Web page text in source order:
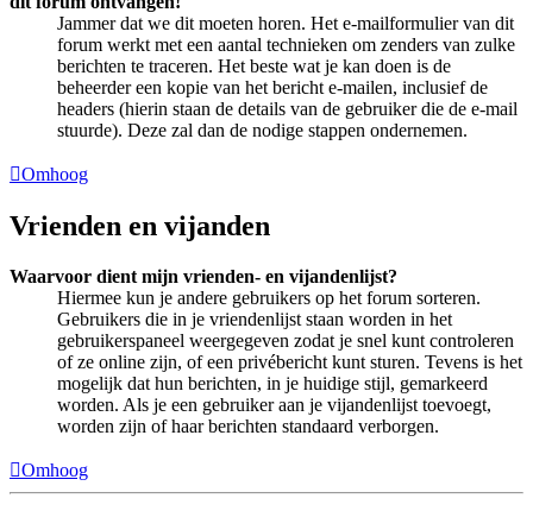
Jammer dat we dit moeten horen. Het e-mailformulier van dit
forum werkt met een aantal technieken om zenders van zulke
berichten te traceren. Het beste wat je kan doen is de
beheerder een kopie van het bericht e-mailen, inclusief de
headers (hierin staan de details van de gebruiker die de e-mail
stuurde). Deze zal dan de nodige stappen ondernemen.
Omhoog
Vrienden en vijanden
Waarvoor dient mijn vrienden- en vijandenlijst?
Hiermee kun je andere gebruikers op het forum sorteren.
Gebruikers die in je vriendenlijst staan worden in het
gebruikerspaneel weergegeven zodat je snel kunt controleren
of ze online zijn, of een privébericht kunt sturen. Tevens is het
mogelijk dat hun berichten, in je huidige stijl, gemarkeerd
worden. Als je een gebruiker aan je vijandenlijst toevoegt,
worden zijn of haar berichten standaard verborgen.
Omhoog